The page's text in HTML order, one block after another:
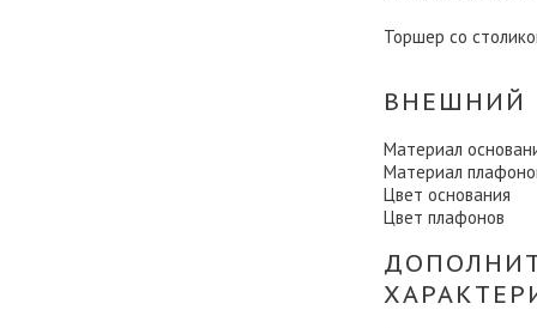
Торшер со
ВНЕШНИЙ
Материал
Материал
Цвет основания
Цвет плафонов